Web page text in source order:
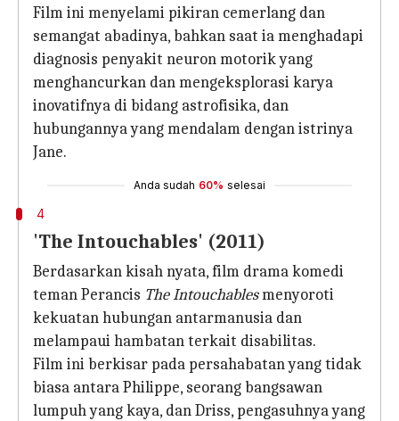
Film ini menyelami pikiran cemerlang dan
semangat abadinya, bahkan saat ia menghadapi
diagnosis penyakit neuron motorik yang
menghancurkan dan mengeksplorasi karya
inovatifnya di bidang astrofisika, dan
hubungannya yang mendalam dengan istrinya
Jane.
Anda sudah 60% selesai
4
'The Intouchables' (2011)
Berdasarkan kisah nyata, film drama komedi
teman Perancis The Intouchablesmenyoroti
kekuatan hubungan antarmanusia dan
melampaui hambatan terkait disabilitas.
Film ini berkisar pada persahabatan yang tidak
biasa antara Philippe, seorang bangsawan
lumpuh yang kaya, dan Driss, pengasuhnya yang